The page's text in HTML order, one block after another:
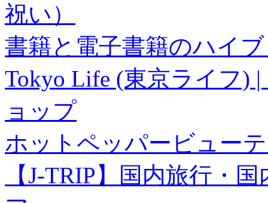
祝い）
書籍と電子書籍のハイ
Tokyo Life (東京ライフ)
ョップ
ホットペッパービュー
【J-TRIP】国内旅行・